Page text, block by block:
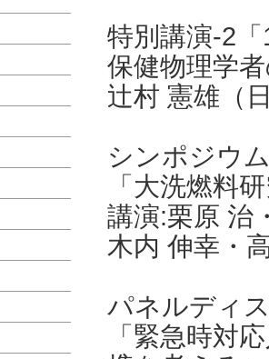
特別講演-2
保健物理学
辻村 憲雄（
シンポジウ
「大洗燃料
講演:栗原 治
木内 伸幸・
パネルディ
「緊急時対